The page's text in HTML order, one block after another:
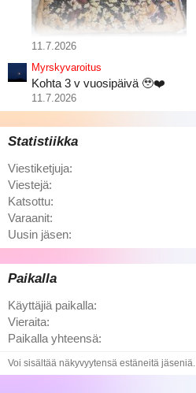
Tuli käytyä Itsuyakissa
Marjaisat juustokakku palat
11.7.2026
Myrskyvaroitus
Kohta 3 v vuosipäivä 🥹❤️
11.7.2026
Statistiikka
Viestiketjuja
Viestejä
Katsottu
Varaanit
Uusin jäsen
Paikalla
Käyttäjiä paikalla
Vieraita
Paikalla yhteensä
Voi sisältää näkyvyytensä estäneitä jäseniä.